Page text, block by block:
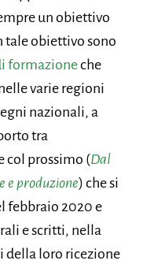
un obiettivo
tale obiettivo sono
formazioneche
varie regioni
nazionali, a
tra
col prossimo (Dal
e produzione) che si
febbraio 2020 e
e scritti, nella
della loro ricezione